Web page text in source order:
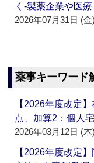
く‐製薬企業や医
2026年07月31日 (金)
薬事キーワード
【2026年度改定
点、加算2：個人
2026年03月12日 (木)
【2026年度改定